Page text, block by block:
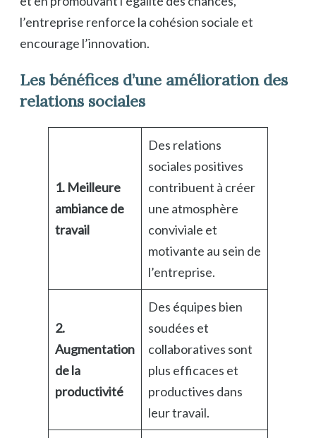
l’entreprise renforce la cohésion sociale et
encourage l’innovation.
Les bénéfices d’une amélioration des
relations sociales
1. Meilleure
ambiance de
travail
Des relations
sociales positives
contribuent à créer
une atmosphère
conviviale et
motivante au sein de
l’entreprise.
2.
Augmentation
de la
productivité
Des équipes bien
soudées et
collaboratives sont
plus efficaces et
productives dans
leur travail.